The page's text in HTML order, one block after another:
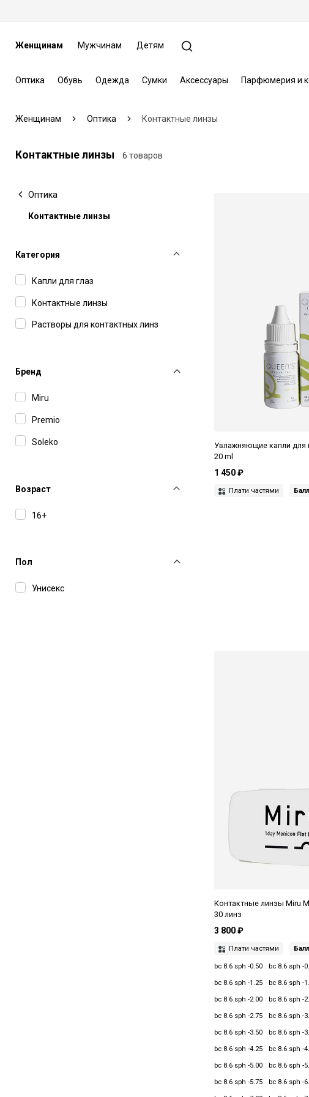
Женщинам Мужчинам Детям
Оптика Обувь Одежда Сумки Аксессуары Парфюмерия и
Женщинам Оптика Контактные линзы
Контактные линзы 6 товаров
Оптика
Контактные линзы
Категория
Капли для глаз
Контактные линзы
Растворы для контактных линз
Бренд
Miru
Premio
Soleko
Возраст
16+
Пол
Унисекс
Увлажняющие капли для
20 ml
1 450 ₽
Плати частями
Контактные линзы Miru
30 линз
3 800 ₽
Плати частями
bc 8.6 sph -0.50 bc 8.6 sph -
bc 8.6 sph -1.25 bc 8.6 sph -
bc 8.6 sph -2.00 bc 8.6 sph -
bc 8.6 sph -2.75 bc 8.6 sph -
bc 8.6 sph -3.50 bc 8.6 sph -
bc 8.6 sph -4.25 bc 8.6 sph -
bc 8.6 sph -5.00 bc 8.6 sph -
bc 8.6 sph -5.75 bc 8.6 sph -